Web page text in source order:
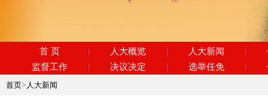
首 页 人大概览 人大新闻
监督工作
决议决定 选举任免
首页> 人大新闻